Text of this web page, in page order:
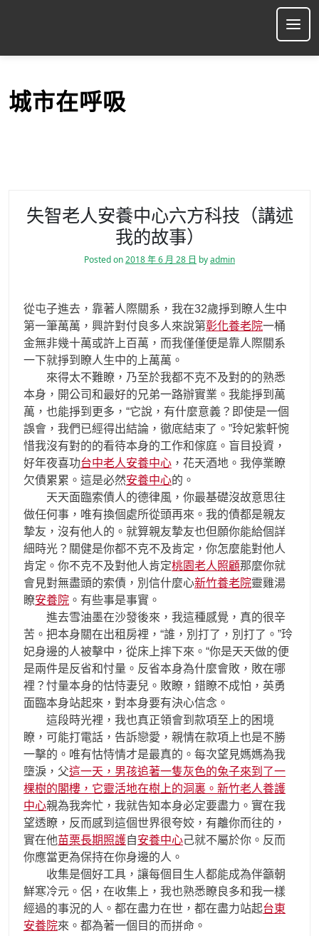
p
城市在呼吸
失智老人安養中心六方科技（講述
我的故事）
Posted on2018 年 6 月 28 日 byadmin
從屯子進去，靠著人際關系，我在32歲掙到瞭人生中
第一筆萬萬，興許對付良多人來說第彰化養老院一桶
金無非幾十萬或許上百萬，而我僅僅便是靠人際關系
一下就掙到瞭人生中的上萬萬。
來得太不難瞭，乃至於我都不克不及對的的熟悉
本身，開公司和最好的兄弟一路辦實業。我能掙到萬
萬，也能掙到更多，“它說，有什麼意義？即使是一個
誤會，我們已經得出結論，徹底​​結束了。”玲妃紫軒惋
惜我沒有對的的看待本身的工作和傢庭。盲目投資，
好年夜喜功台中老人安養中心 ，花天酒地。我停業瞭
欠債累累。這是必然安養中心的。
天天面臨索債人的德律風，你最基礎沒故意思往
做任何事，唯有換個處所從頭再來。我的債都是親友
摯友，沒有他人的。就算親友摯友也但願你能給個詳
細時光？關健是你都不克不及肯定，你怎麼能對他人
肯定。你不克不及對他人肯定桃園老人照顧那麼你就
會見對無盡頭的索債，別信什麼心新竹養老院靈雞湯
瞭安養院 。有些事是事實。
進去雪油墨在沙發後來，我這種感覺，真的很辛
苦。把本身關在出租房裡，“誰，別打了，別打了。”玲
妃身邊的人被擊中，從床上摔下來。“你是天天做的便
是兩件是反省和忖量。反省本身為什麼會敗，敗在哪
裡？忖量本身的怙恃妻兒。敗瞭，錯瞭不成怕，英勇
面臨本身站起來，對本身要有決心信念。
這段時光裡，我也真正領會到款項至上的困境
瞭，可能打電話，告訴戀愛，親情在款項上也是不勝
一擊的。唯有怙恃情才是最真的。每次望見媽媽為我
墮淚，父這一天，男孩追著一隻灰色的兔子來到了一
棵樹的閣樓，它靈活地在樹上的洞裏。新竹老人養護
中心親為我奔忙，我就告知本身必定要盡力。實在我
望透瞭，反而感到這個世界很夸姣，有離你而往的，
實在他苗栗長期照護自安養中心己就不屬於你。反而
你應當更為保持在你身邊的人。
收集是個好工具，讓每個目生人都能成為伴籲朝
鮮寒冷元。侶，在收集上，我也熟悉瞭良多和我一樣
經過的事況的人。都在盡力在世，都在盡力站起台東
安養院來。都為著一個目的而拼命。